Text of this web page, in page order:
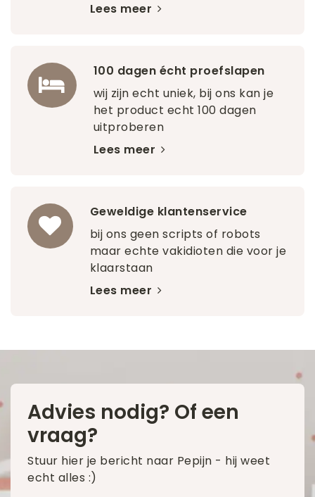
Lees meer
100 dagen écht proefslapen
wij zijn echt uniek, bij ons kan je
het product echt 100 dagen
uitproberen
Lees meer
Geweldige klantenservice
bij ons geen scripts of robots
maar echte vakidioten die voor je
klaarstaan
Lees meer
Advies nodig? Of een
vraag?
Stuur hier je bericht naar Pepijn - hij weet
echt alles :)